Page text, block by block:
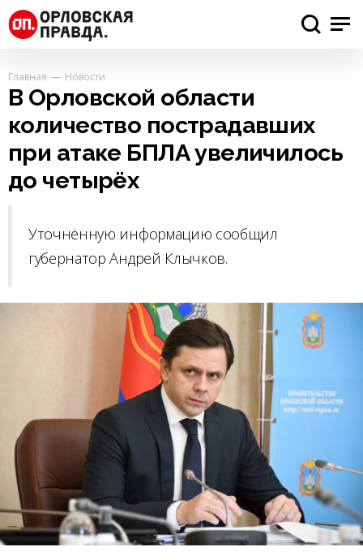
Главная Новости
В Орловской области
количество пострадавших
при атаке БПЛА увеличилось
до четырёх
Уточнённую информацию сообщил
губернатор Андрей Клычков.